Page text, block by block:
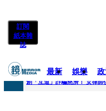
訂閱
紙本雜
誌
最新 娛樂
快訊
創「互道」詐騙慈濟！ 女律